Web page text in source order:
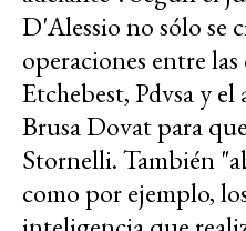
D'Alessio no sólo se
operaciones entre
Etchebest, Pdvsa y
Brusa Dovat para
Stornelli. También
como por ejemplo,